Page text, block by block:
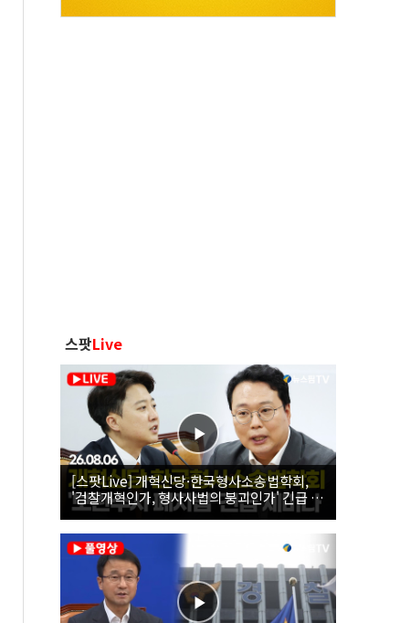
스팟Live
[스팟Live] 개혁신당·한국형사소송법학회,
'검찰개혁인가, 형사사법의 붕괴인가' 긴급 세
미나｜26.08.06